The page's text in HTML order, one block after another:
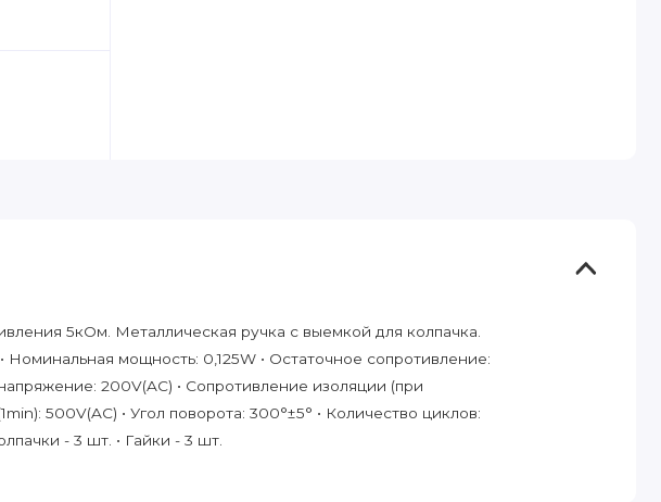
5кОм. Металлическая ручка с выемкой для колпачка.
Номинальная мощность: 0,125W • Остаточное сопротивление:
200V(AC) • Сопротивление изоляции (при
500V(AC) • Угол поворота: 300°±5° • Количество циклов:
- 3 шт. • Гайки - 3 шт.